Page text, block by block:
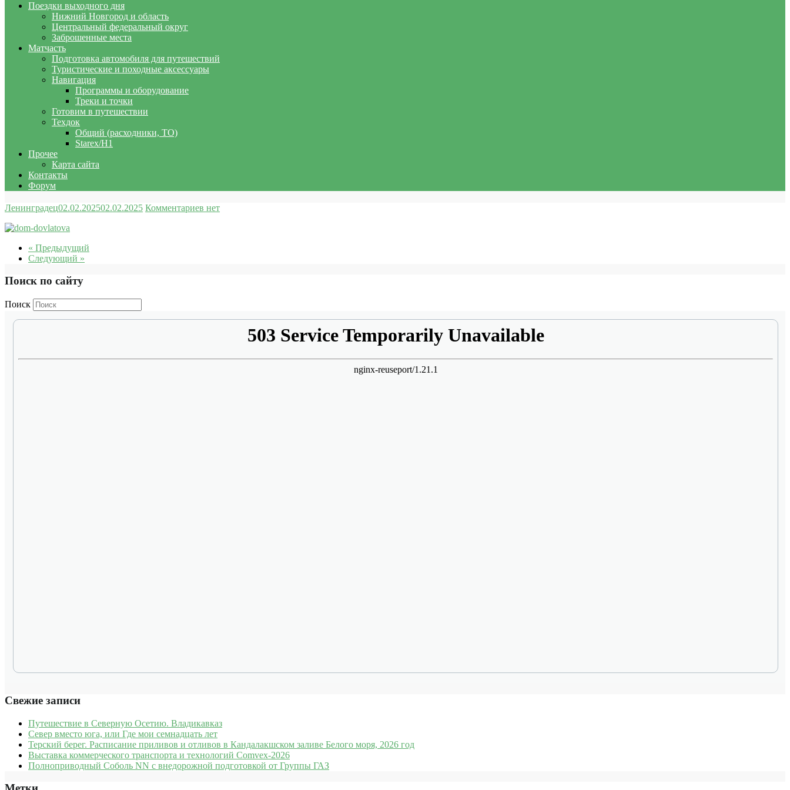
Поездки выходного дня
Нижний Новгород и область
Центральный федеральный округ
Заброшенные места
Матчасть
Подготовка автомобиля для путешествий
Туристические и походные аксессуары
Навигация
Программы и оборудование
Треки и точки
Готовим в путешествии
Техдок
Общий (расходники, ТО)
Starex/H1
Прочее
Карта сайта
Контакты
Форум
Ленинградец02.02.202502.02.2025 Комментариев нет
« Предыдущий
Следующий »
Поиск по сайту
Поиск
Свежие записи
Путешествие в Северную Осетию. Владикавказ
Север вместо юга, или Где мои семнадцать лет
Терский берег. Расписание приливов и отливов в Кандалакшском заливе Белого моря, 2026 год
Выставка коммерческого транспорта и технологий Comvex-2026
Полноприводный Соболь NN с внедорожной подготовкой от Группы ГАЗ